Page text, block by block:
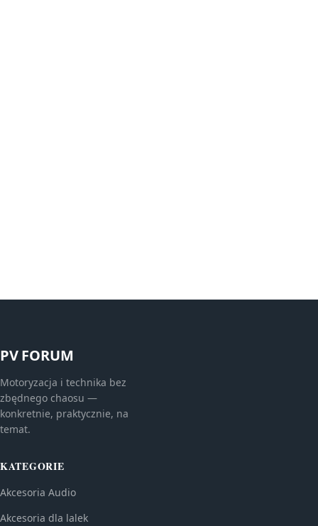
PV FORUM
Motoryzacja i technika bez
zbędnego chaosu —
konkretnie, praktycznie, na
temat.
KATEGORIE
Akcesoria Audio
Akcesoria dla lalek